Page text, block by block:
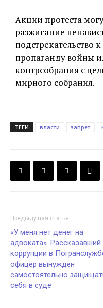
Акции протеста
разжигание
подстрекательство
пропаганду войны
контрсобрания с
мирного собрания.
ТЕГИ власти запрет
Предыдущая статья
«У меня нет денег на
адвоката». Рассказавший
коррупции в
офицер вынужден
самостоятельно
себя в суде